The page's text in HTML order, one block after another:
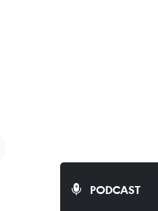
PODCAST